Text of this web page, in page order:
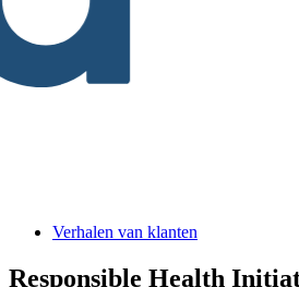
Verhalen van klanten
Responsible Health